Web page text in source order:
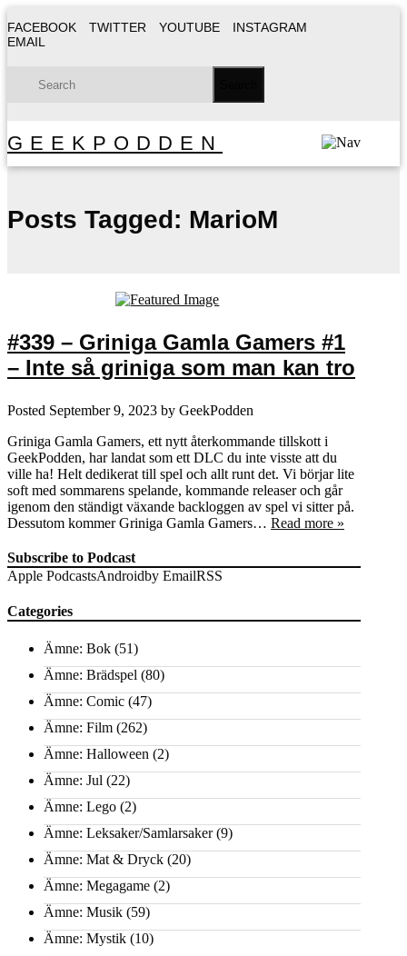
FACEBOOK TWITTER YOUTUBE
INSTAGRAM
EMAIL
GEEKPODDEN
Posts Tagged: MarioM
#339 – Griniga Gamla Gamers #1
– Inte så griniga som man kan tro
Posted September 9, 2023 by GeekPodden
Griniga Gamla Gamers, ett nytt återkommande tillskott i
GeekPodden, har landat som ett DLC du inte visste att du
ville ha! Helt dedikerat till spel och allt runt det. Vi börjar lite
soft med sommarens spelande, kommande releaser och går
igenom den ständigt växande backloggen av spel vi sitter på.
Dessutom kommer Griniga Gamla Gamers… Read more »
Subscribe to Podcast
Apple PodcastsAndroidby EmailRSS
Categories
Ämne: Bok (51)
Ämne: Brädspel (80)
Ämne: Comic (47)
Ämne: Film (262)
Ämne: Halloween (2)
Ämne: Jul (22)
Ämne: Lego (2)
Ämne: Leksaker/Samlarsaker(9)
Ämne: Mat & Dryck (20)
Ämne: Megagame (2)
Ämne: Musik (59)
Ämne: Mystik (10)